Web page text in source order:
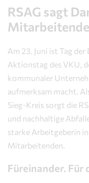
RSAG sagt
Am 23. Juni ist Tag
Aktionstag des VKU,
kommunaler
aufmerksam macht.
Sieg-Kreis sorgt die
und nachhaltige
starke Arbeitgeberin
Mitarbeitenden.
Füreinander. Für